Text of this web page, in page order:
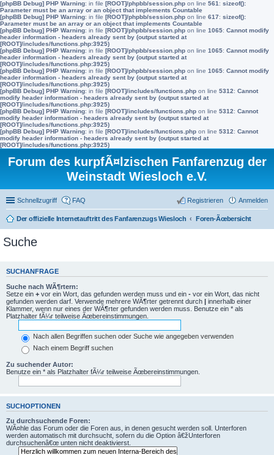
[phpBB Debug] PHP Warning: in file [ROOT]/phpbb/session.php on line 561 : sizeof():
Parameter must be an array or an object that implements Countable
[phpBB Debug] PHP Warning: in file [ROOT]/phpbb/session.php on line 617: sizeof():
Parameter must be an array or an object that implements Countable
[phpBB Debug] PHP Warning: in file [ROOT]/phpbb/session.php on line 1065: Cannot modify
header information - headers already sent by (output started at
[ROOT]/includes/functions.php:3925)
[phpBB Debug] PHP Warning: in file [ROOT]/phpbb/session.php on line 1065: Cannot modify
header information - headers already sent by (output started at
[ROOT]/includes/functions.php:3925)
[phpBB Debug] PHP Warning: in file [ROOT]/phpbb/session.php on line 1065: Cannot modify
header information - headers already sent by (output started at
[ROOT]/includes/functions.php:3925)
[phpBB Debug] PHP Warning: in file [ROOT]/includes/functions.php on line 5312: Cannot
modify header information - headers already sent by (output started at
[ROOT]/includes/functions.php:3925)
[phpBB Debug] PHP Warning: in file [ROOT]/includes/functions.php on line 5312: Cannot
modify header information - headers already sent by (output started at
[ROOT]/includes/functions.php:3925)
[phpBB Debug] PHP Warning: in file [ROOT]/includes/functions.php on line 5312: Cannot
modify header information - headers already sent by (output started at
[ROOT]/includes/functions.php:3925)
Forum des kurpfÃ¤lzischen Fanfarenzug der
Weinstadt Wiesloch e.V.
Schnellzugriff FAQ Anmelden
Registrieren
Der offizielle Internetauftritt des Fanfarenzugs Wiesloch Foren-Ãœbersicht
Suche
SUCHANFRAGE
Suche nach WÃ¶rtern:
Setze ein + vor ein Wort, das gefunden werden muss und ein - vor ein Wort, das nicht
gefunden werden darf. Verwende mehrere WÃ¶rter getrennt durch | innerhalb einer
Klammer, wenn nur eines der WÃ¶rter gefunden werden muss. Benutze ein * als
Platzhalter fÃ¼r teilweise Ãœbereinstimmungen.
Nach allen Begriffen suchen oder Suche wie angegeben verwenden
Nach einem Begriff suchen
Zu suchender Autor:
Benutze ein * als Platzhalter fÃ¼r teilweise Ãœbereinstimmungen.
SUCHOPTIONEN
Zu durchsuchende Foren:
WÃ¤hle das Forum oder die Foren aus, in denen gesucht werden soll. Unterforen
werden automatisch mit durchsucht, sofern du die Option â€žUnterforen
durchsuchenâ€œ unten nicht deaktivierst.